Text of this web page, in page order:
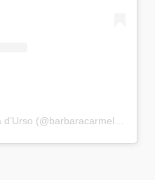
Un post condiviso da Barbara d’Urso (@barbaracarmelitadurso)